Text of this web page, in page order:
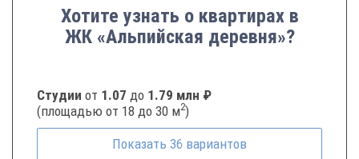
Хотите узнать о квартирах в
ЖК «Альпийская деревня»?
Студии от 1.07 до 1.79 млн ₽
(площадью от 18 до 30 м2)
Показать 36 вариантов